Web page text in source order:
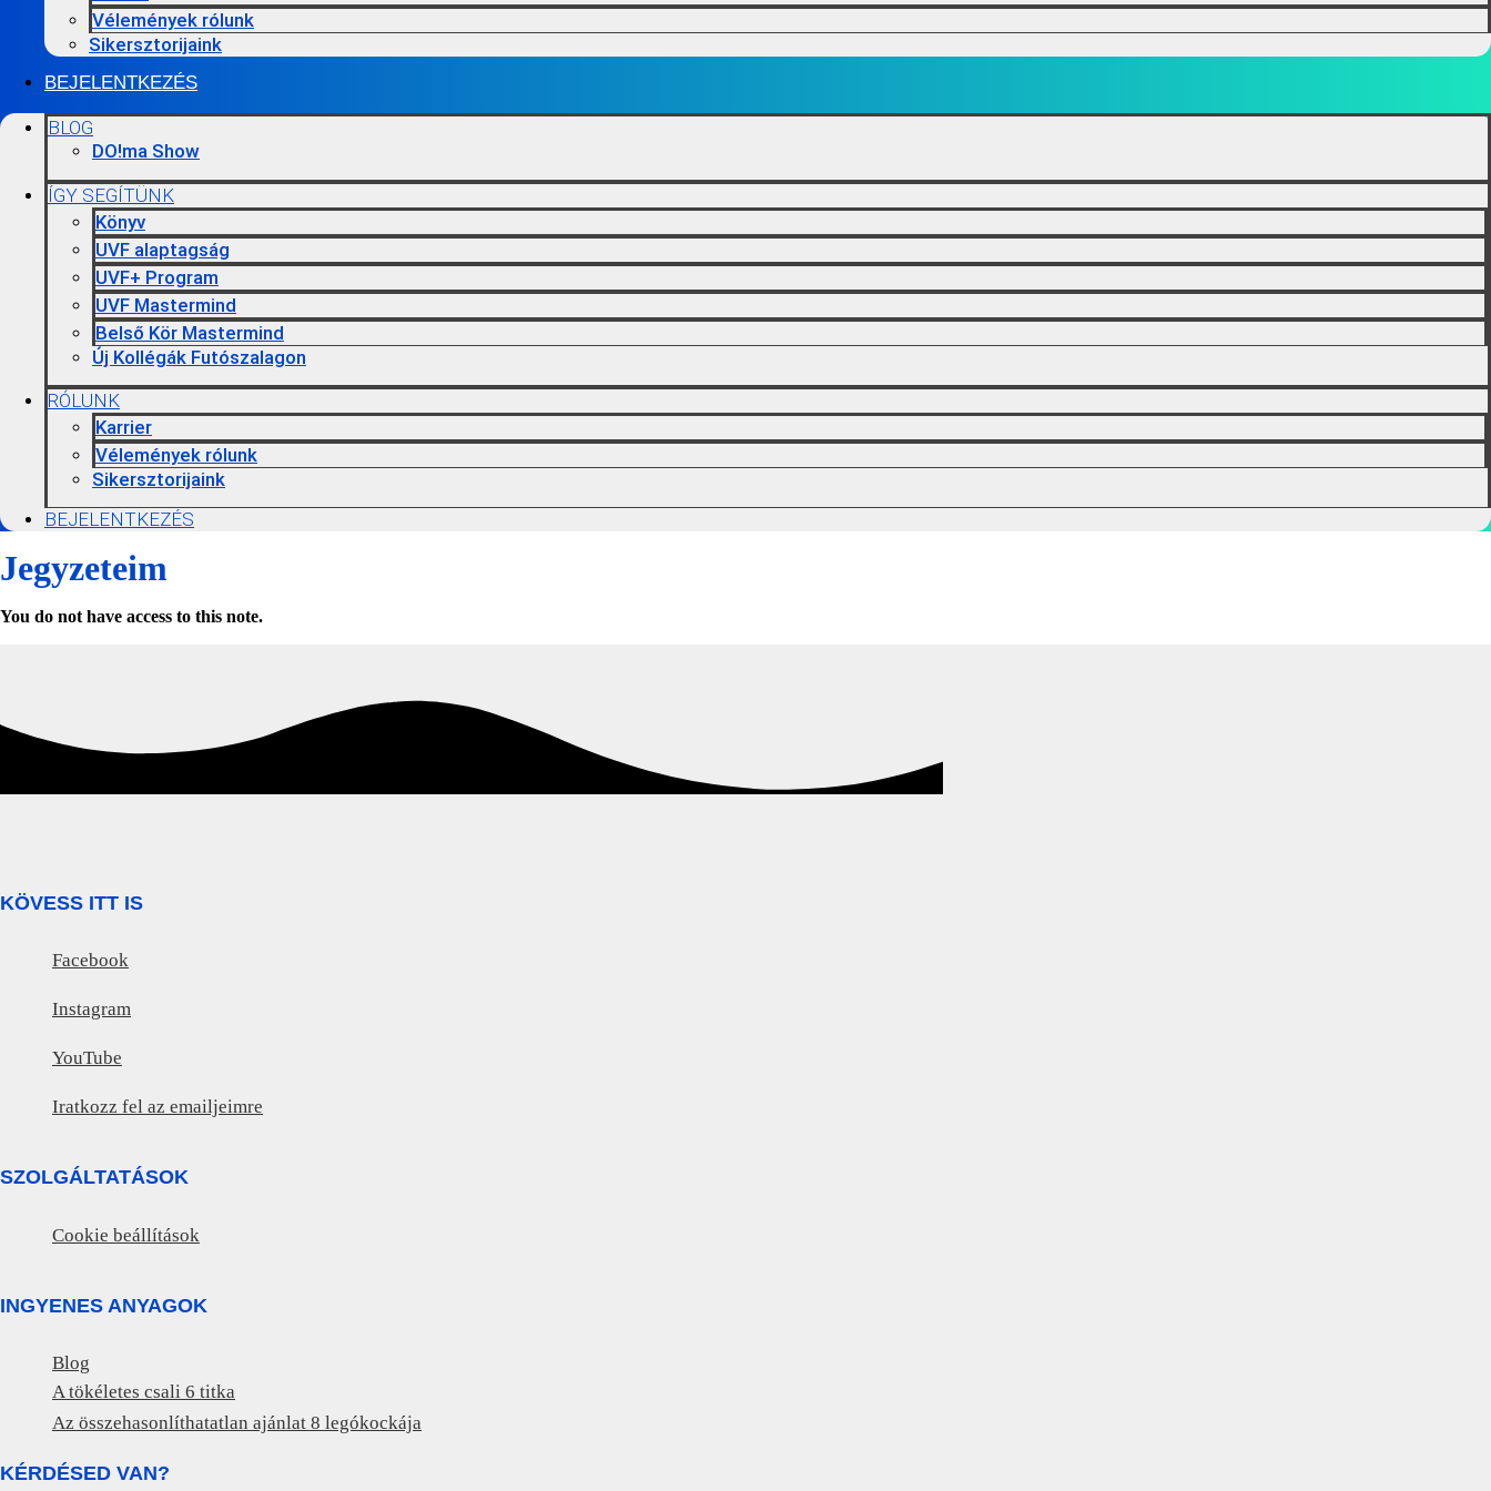
Vélemények rólunk
Sikersztorijaink
BEJELENTKEZÉS
BLOG
DO!ma Show
ÍGY SEGÍTÜNK
Könyv
UVF alaptagság
UVF+ Program
UVF Mastermind
Belső Kör Mastermind
Új Kollégák Futószalagon
RÓLUNK
Karrier
Vélemények rólunk
Sikersztorijaink
BEJELENTKEZÉS
Jegyzeteim
You do not have access to this note.
KÖVESS ITT IS
Facebook
Instagram
YouTube
Iratkozz fel az emailjeimre
SZOLGÁLTATÁSOK
Cookie beállítások
INGYENES ANYAGOK
Blog
A tökéletes csali 6 titka
Az összehasonlíthatatlan ajánlat 8 legókockája
KÉRDÉSED VAN?